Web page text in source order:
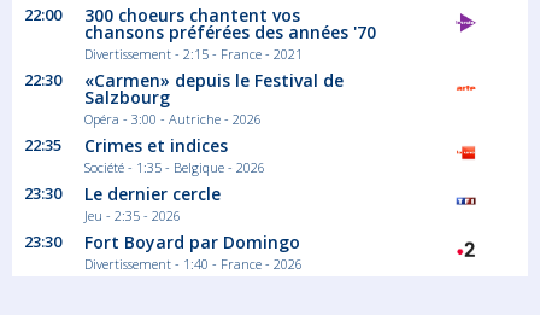
22:00 300 choeurs chantent vos
chansons préférées des années '70
Divertissement - 2:15 - France - 2021
22:30 «Carmen» depuis le Festival de
Salzbourg
Opéra - 3:00 - Autriche - 2026
22:35 Crimes et indices
Société - 1:35 - Belgique - 2026
23:30 Le dernier cercle
Jeu - 2:35 - 2026
23:30 Fort Boyard par Domingo
Divertissement - 1:40 - France - 2026